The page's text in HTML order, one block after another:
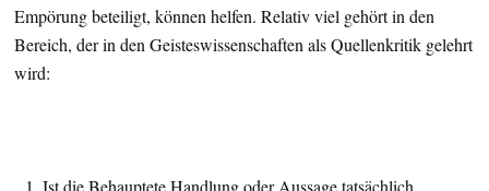
Empörung beteiligt, können helfen. Relativ viel gehört in den
Bereich, der in den Geisteswissenschaften als Quellenkritik gelehrt
wird:
Ist die Behauptete Handlung oder Aussage tatsächlich